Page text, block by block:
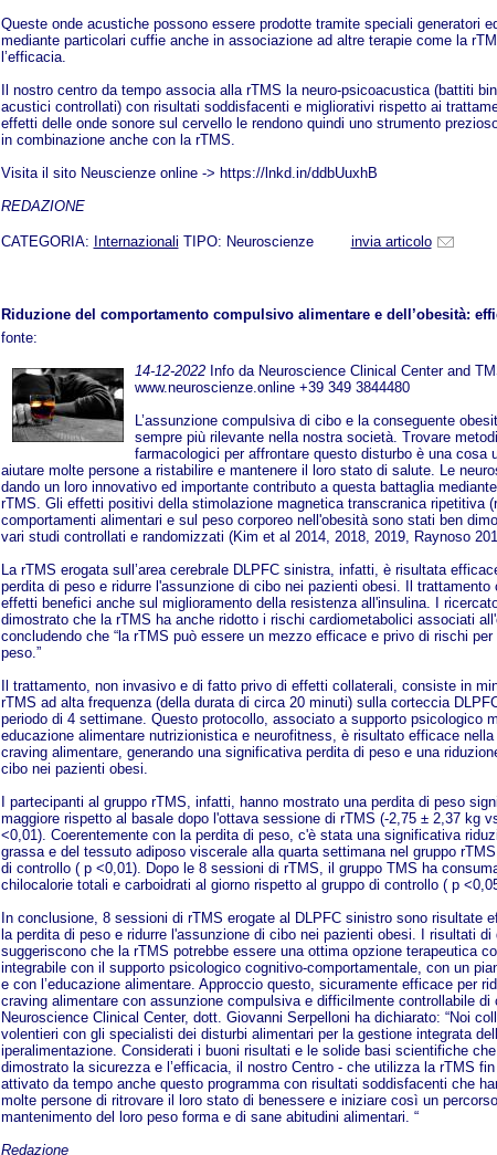
Queste onde acustiche possono essere prodotte tramite speciali generatori
mediante particolari cuffie anche in associazione ad altre terapie come la
l’efficacia.
Il nostro centro da tempo associa alla rTMS la neuro-psicoacustica (battiti
acustici controllati) con risultati soddisfacenti e migliorativi rispetto ai
effetti delle onde sonore sul cervello le rendono quindi uno strumento
in combinazione anche con la rTMS.
Visita il sito Neuscienze online -> https://lnkd.in/ddbUuxhB
REDAZIONE
CATEGORIA: Internazionali TIPO: Neuroscienze invia articolo
Riduzione del comportamento compulsivo alimentare e dell’obesità:
fonte:
14-12-2022Info da Neuroscience Clinical Center and
www.neuroscienze.online +39 349 3844480
L’assunzione compulsiva di cibo e la conseguente
sempre più rilevante nella nostra società. Trovare
farmacologici per affrontare questo disturbo è una cosa
aiutare molte persone a ristabilire e mantenere il loro stato di salute. Le
dando un loro innovativo ed importante contributo a questa battaglia
rTMS. Gli effetti positivi della stimolazione magnetica transcranica ripetitiva
comportamenti alimentari e sul peso corporeo nell'obesità sono stati ben
vari studi controllati e randomizzati (Kim et al 2014, 2018, 2019, Raynoso
La rTMS erogata sull’area cerebrale DLPFC sinistra, infatti, è risultata
perdita di peso e ridurre l'assunzione di cibo nei pazienti obesi. Il trattamento
effetti benefici anche sul miglioramento della resistenza all'insulina. I
dimostrato che la rTMS ha anche ridotto i rischi cardiometabolici associati
concludendo che “la rTMS può essere un mezzo efficace e privo di rischi per
peso.”
Il trattamento, non invasivo e di fatto privo di effetti collaterali, consiste in
rTMS ad alta frequenza (della durata di circa 20 minuti) sulla corteccia
periodo di 4 settimane. Questo protocollo, associato a supporto psicologico
educazione alimentare nutrizionistica e neurofitness, è risultato efficace nella
craving alimentare, generando una significativa perdita di peso e una
cibo nei pazienti obesi.
I partecipanti al gruppo rTMS, infatti, hanno mostrato una perdita di peso
maggiore rispetto al basale dopo l'ottava sessione di rTMS (-2,75 ± 2,37 kg
<0,01). Coerentemente con la perdita di peso, c'è stata una significativa
grassa e del tessuto adiposo viscerale alla quarta settimana nel gruppo
di controllo ( p <0,01). Dopo le 8 sessioni di rTMS, il gruppo TMS ha
chilocalorie totali e carboidrati al giorno rispetto al gruppo di controllo ( p
In conclusione, 8 sessioni di rTMS erogate al DLPFC sinistro sono risultate
la perdita di peso e ridurre l'assunzione di cibo nei pazienti obesi. I risultati di
suggeriscono che la rTMS potrebbe essere una ottima opzione terapeutica
integrabile con il supporto psicologico cognitivo-comportamentale, con un
e con l’educazione alimentare. Approccio questo, sicuramente efficace per
craving alimentare con assunzione compulsiva e difficilmente controllabile di
Neuroscience Clinical Center, dott. Giovanni Serpelloni ha dichiarato: “Noi
volentieri con gli specialisti dei disturbi alimentari per la gestione integrata
iperalimentazione. Considerati i buoni risultati e le solide basi scientifiche
dimostrato la sicurezza e l’efficacia, il nostro Centro - che utilizza la rTMS
attivato da tempo anche questo programma con risultati soddisfacenti che
molte persone di ritrovare il loro stato di benessere e iniziare così un
mantenimento del loro peso forma e di sane abitudini alimentari. “
Redazione